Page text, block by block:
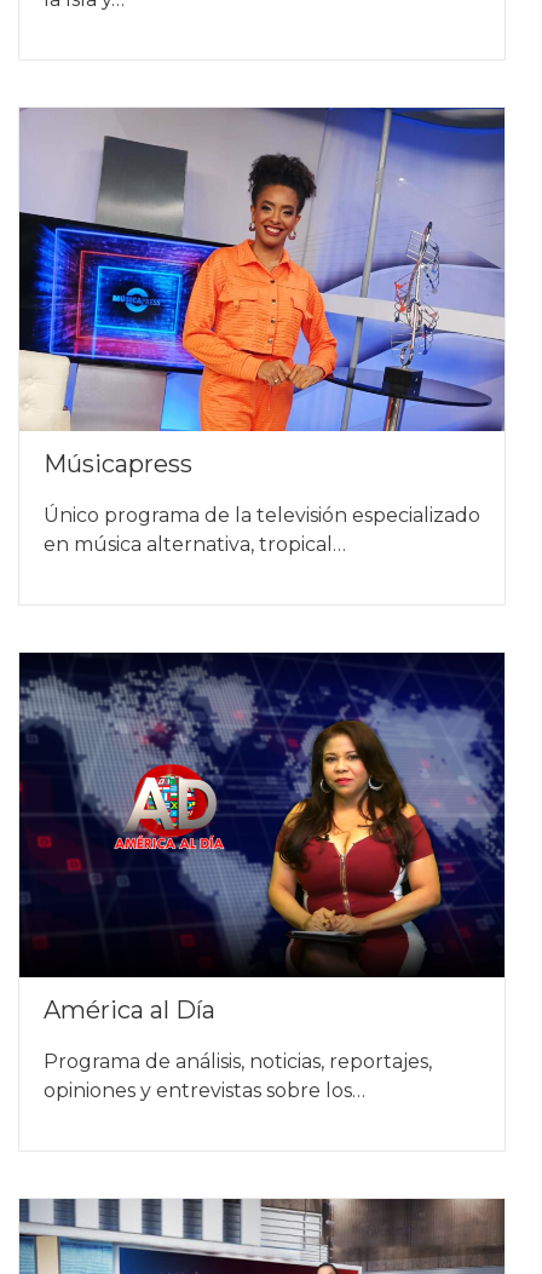
Músicapress
Único programa de la televisión especializado
en música alternativa, tropical…
América al Día
Programa de análisis, noticias, reportajes,
opiniones y entrevistas sobre los…